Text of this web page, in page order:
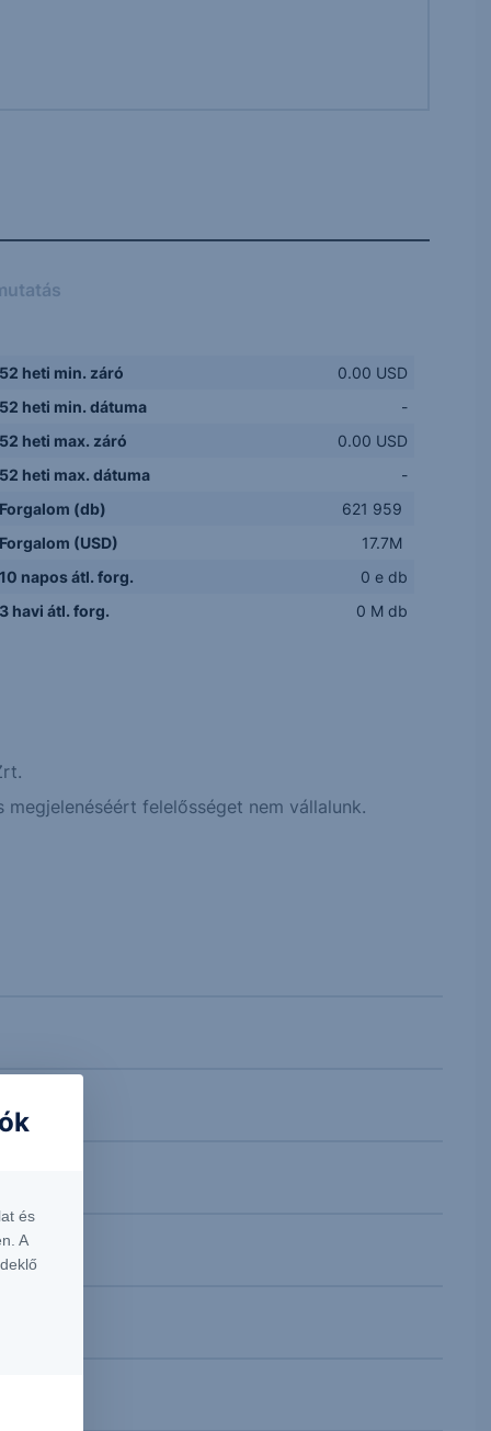
heti min. záró
0.00 USD
heti min. dátuma
-
heti max. záró
0.00 USD
heti max. dátuma
-
(db)
621 959
(USD)
17.7M
napos átl. forg.
0 e db
havi átl. forg.
0 M db
felelősséget nem vállalunk.
és
A